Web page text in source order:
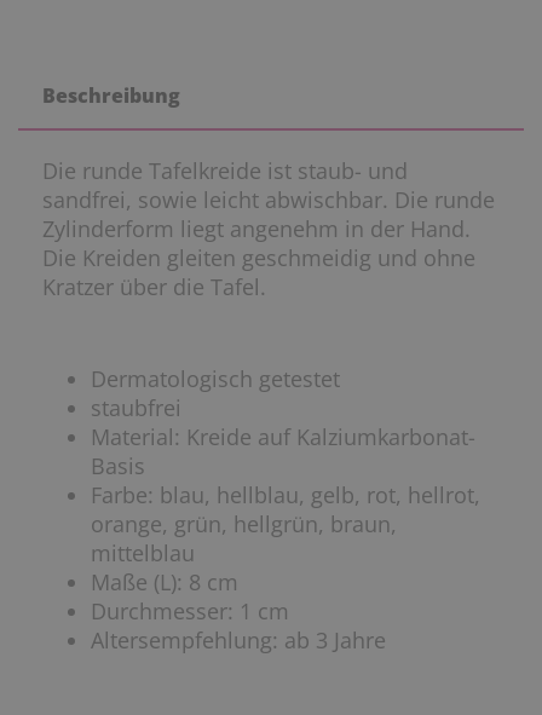
Beschreibung
Die runde Tafelkreide ist staub- und
sandfrei, sowie leicht abwischbar. Die runde
Zylinderform liegt angenehm in der Hand.
Die Kreiden gleiten geschmeidig und ohne
Kratzer über die Tafel.
Dermatologisch getestet
staubfrei
Material: Kreide auf Kalziumkarbonat-
Basis
Farbe: blau, hellblau, gelb, rot, hellrot,
orange, grün, hellgrün, braun,
mittelblau
Maße (L): 8 cm
Durchmesser: 1 cm
Altersempfehlung: ab 3 Jahre